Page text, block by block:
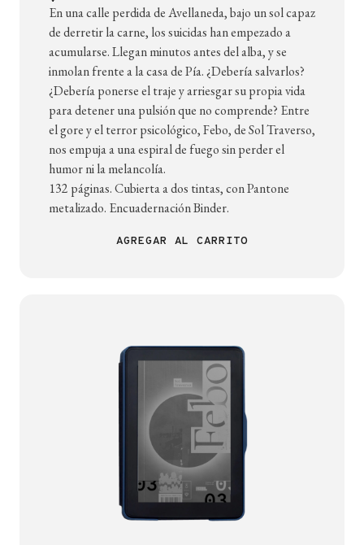
En una calle perdida de Avellaneda, bajo un sol capaz
de derretir la carne, los suicidas han empezado a
acumularse. Llegan minutos antes del alba, y se
inmolan frente a la casa de Pía. ¿Debería salvarlos?
¿Debería ponerse el traje y arriesgar su propia vida
para detener una pulsión que no comprende? Entre
el gore y el terror psicológico, Febo, de Sol Traverso,
nos empuja a una espiral de fuego sin perder el
humor ni la melancolía.
132 páginas. Cubierta a dos tintas, con Pantone
metalizado. Encuadernación Binder.
AGREGAR AL CARRITO